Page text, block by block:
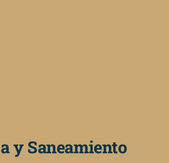
y Saneamiento